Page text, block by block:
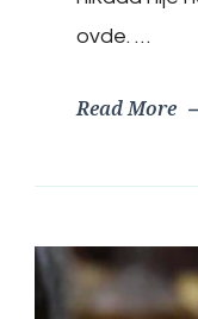
ovde. …
Read More